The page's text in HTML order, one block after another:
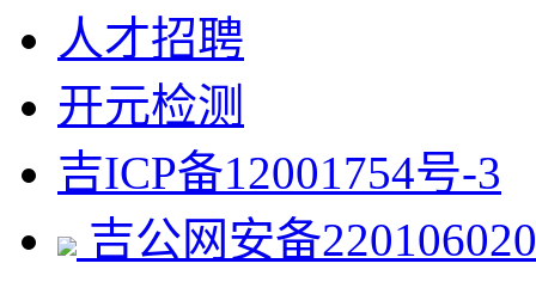
人才招聘
开元检测
吉ICP备12001754号-3
吉公网安备